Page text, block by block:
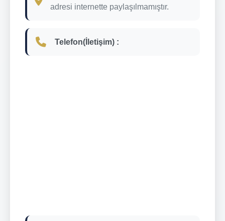
adresi internette paylaşılmamıştır.
Telefon(İletişim) :